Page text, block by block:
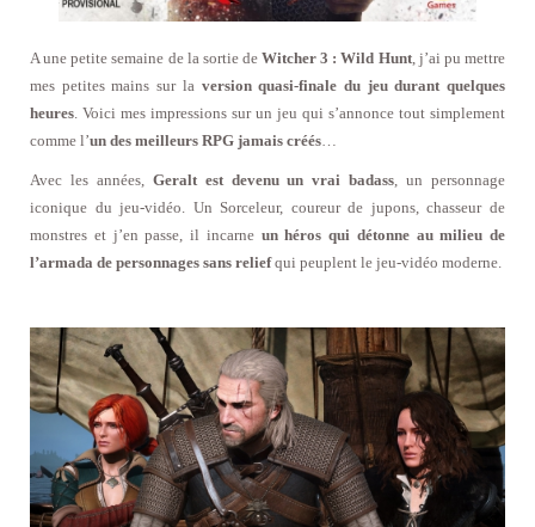
A une petite semaine de la sortie deWitcher 3 : Wild Hunt, j’ai pu mettre
mes petites mains sur la version quasi-finale du jeu durant quelques
heures. Voici mes impressions sur un jeu qui s’annonce tout simplement
comme l’un des meilleurs RPG jamais créés…
Avec les années, Geralt est devenu un vrai badass, un personnage
iconique du jeu-vidéo. Un Sorceleur, coureur de jupons, chasseur de
monstres et j’en passe, il incarne un héros qui détonne au milieu de
l’armada de personnages sans reliefqui peuplent le jeu-vidéo moderne.